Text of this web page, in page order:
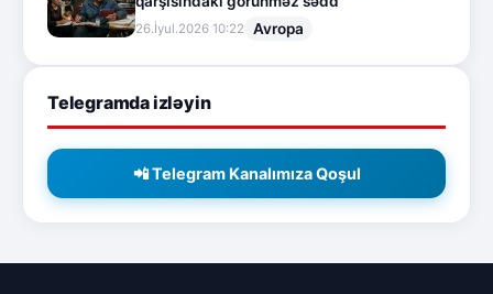
26.İyul.2026 10:22 Avropa
Telegramda izləyin
📲 Telegram Kanalımıza Qoşul